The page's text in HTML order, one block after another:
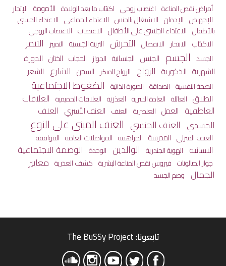
أمراض نقص المناعة اغتصاب زوجي اكتئاب ما بعد الولادة الأمومة الإتجار
الإجهاض الإدمان الاشتغال بالجنس الاعتداء الجماعي الاعتداء الجنسي
بالأطفال الاعتداء الجنسي على الأطفال الاغتصاب الاغتصاب الزوجي
الاكتئاب الانتحار الانفصال التحرش التربية الجنسية التمييز التنمر
الجسد الجسم الجنس الجنسانية الجواز الحجاب الختان الدورة
الشهرية الذكورية الزواج الزواج المبكر السجن الشارع الشعر
الصحة النفسية الصداقة الصورة الذاتية الضغوط الاجتماعية
الطلاق العائلة العادة السرية العذرية العلاقات الحميمية العلاقات
العاطفية العمل العنصرية العنف العنف الأسري العنف
الجسدي العنف الجنسي العنف المبني على النوع
العنف المنزلي المدرسة المراهقة المواصلات العامة الموافقة
النسائية الهوية الجندرية الوالدين الوحدة الوصمة الاجتماعية
جواز الصالونات فيروس نقص المناعة البشرية كشف العذرية معايير
الجمال وصم الجسد
تابعونا: The BuSSy Project